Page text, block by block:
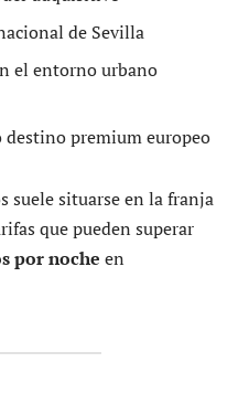
de Sevilla
el entorno urbano
premium europeo
suele situarse en la franja
que pueden superar
por noche en